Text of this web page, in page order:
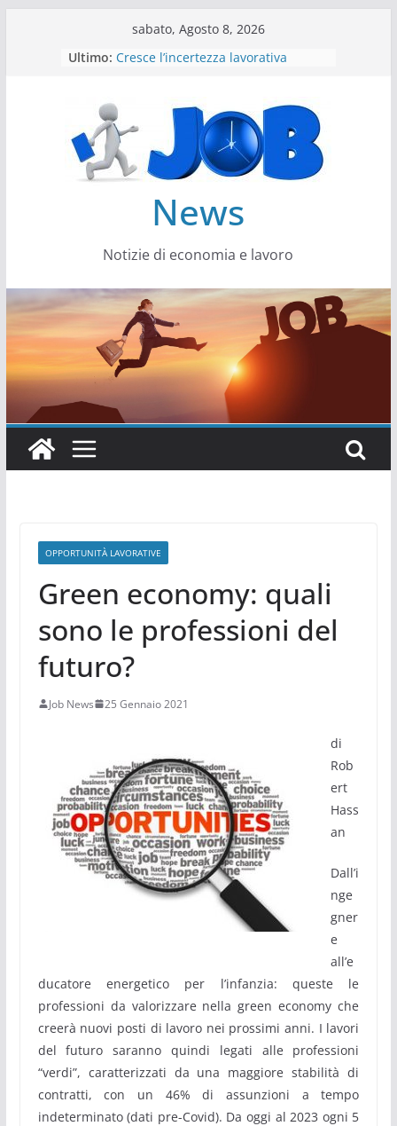
sabato, Agosto 8, 2026
Ultimo: Cresce l’incertezza lavorativa
Il settore energy cambia veste
Servono più sustainability data
architect
News
Notizie di economia e lavoro
OPPORTUNITÀ LAVORATIVE
Green economy: quali
sono le professioni del
futuro?
Job News 25 Gennaio 2021
di
Rob
ert
Hass
an
Dall’i
nge
gner
e
all’e
ducatore energetico per l’infanzia: queste le
professioni da valorizzare nella green economy che
creerà nuovi posti di lavoro nei prossimi anni. I lavori
del futuro saranno quindi legati alle professioni
“verdi”, caratterizzati da una maggiore stabilità di
contratti, con un 46% di assunzioni a tempo
indeterminato (dati pre-Covid). Da oggi al 2023 ogni 5